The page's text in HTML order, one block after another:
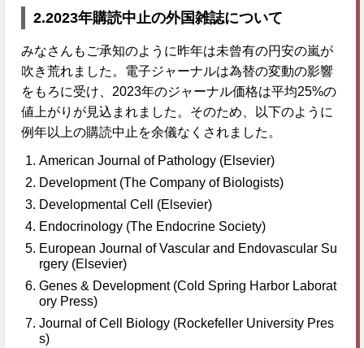
2.2023年購読中止の外国雑誌について
みなさんもご承知のように昨年は未曾有の円安の嵐が
吹き荒れました。電子ジャーナルは為替の変動の影響
をもろに受け、2023年のジャーナル価格は平均25%の
値上がりが見込まれました。そのため、以下のように
例年以上の購読中止を余儀なくされました。
American Journal of Pathology (Elsevier)
Development (The Company of Biologists)
Developmental Cell (Elsevier)
Endocrinology (The Endocrine Society)
European Journal of Vascular and Endovascular Su
rgery (Elsevier)
Genes & Development (Cold Spring Harbor Laborat
ory Press)
Journal of Cell Biology (Rockefeller University Pres
s)